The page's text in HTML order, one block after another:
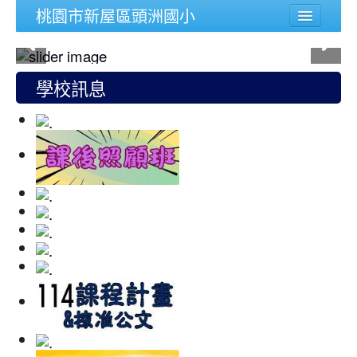
桃園市新屋區頭洲國小
學校簡介
行政組織
頭洲文件
公務連結
人事宣導專區
校內功能
登入
學校訊息